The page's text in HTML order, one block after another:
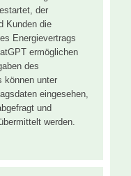
der
Kunden die
Energievertrags
ermöglichen
des
können unter
eingesehen,
und
werden.